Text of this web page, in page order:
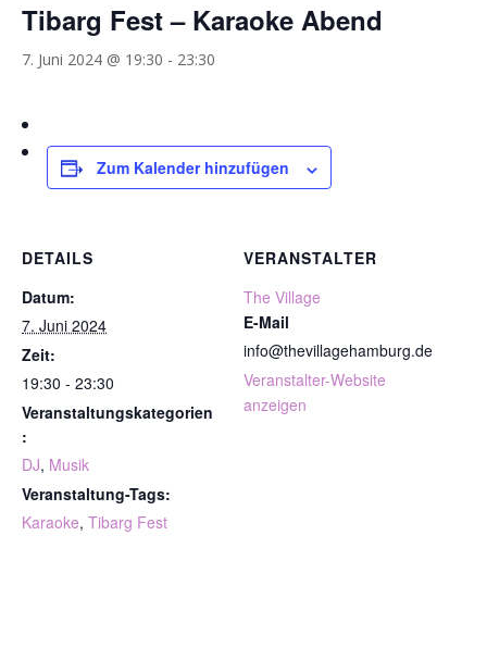
Tibarg Fest – Karaoke Abend
7. Juni 2024 @ 19:30 - 23:30
Zum Kalender hinzufügen
DETAILS
Datum:
7. Juni 2024
Zeit:
19:30 - 23:30
Veranstaltungskategorien
:
DJ, Musik
Veranstaltung-Tags:
Karaoke, Tibarg Fest
VERANSTALTER
The Village
E-Mail
info@thevillagehamburg.de
Veranstalter-Website
anzeigen